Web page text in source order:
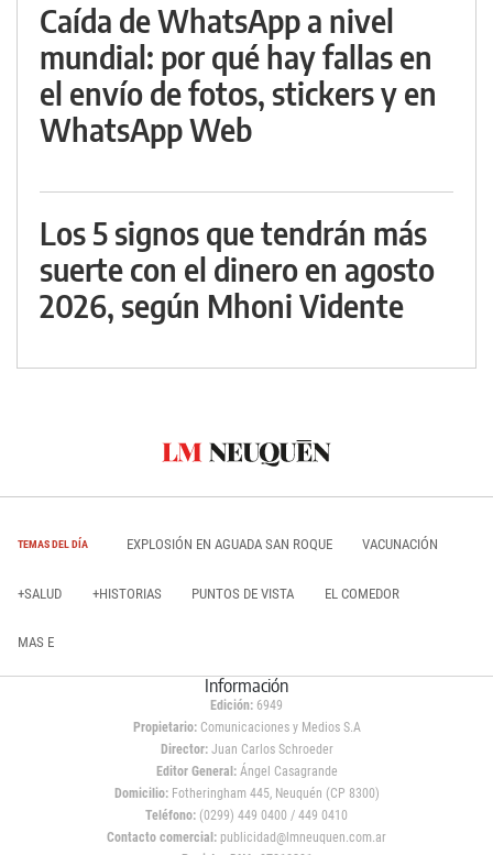
Caída de WhatsApp a nivel
mundial: por qué hay fallas en
el envío de fotos, stickers y en
WhatsApp Web
Los 5 signos que tendrán más
suerte con el dinero en agosto
2026, según Mhoni Vidente
TEMAS DEL DÍA EXPLOSIÓN EN AGUADA SAN ROQUE VACUNACIÓN
+SALUD +HISTORIAS PUNTOS DE VISTA EL COMEDOR
MAS E
Información
Edición: 6949
Propietario:Comunicaciones y Medios S.A
Director: Juan Carlos Schroeder
Editor General:Ángel Casagrande
Domicilio:Fotheringham 445, Neuquén (CP 8300)
Teléfono: (0299) 449 0400 / 449 0410
Contacto comercial: publicidad@lmneuquen.com.ar